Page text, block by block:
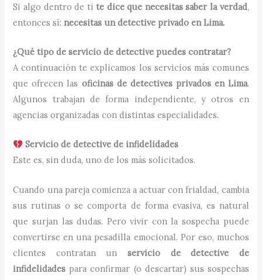
Si algo dentro de tite dice que necesitas saber la verdad,
entonces sí: necesitas un detective privado en Lima.
¿Qué tipo de servicio de detective puedes contratar?
A continuación te explicamos los servicios más comunes
que ofrecen las oficinas de detectives privados en Lima.
Algunos trabajan de forma independiente, y otros en
agencias organizadas con distintas especialidades.
Servicio de detective de infidelidades
Este es, sin duda, uno de los más solicitados.
Cuando una pareja comienza a actuar con frialdad, cambia
sus rutinas o se comporta de forma evasiva, es natural
que surjan las dudas. Pero vivir con la sospecha puede
convertirse en una pesadilla emocional. Por eso, muchos
clientes contratan un servicio de detective de
infidelidades para confirmar (o descartar) sus sospechas